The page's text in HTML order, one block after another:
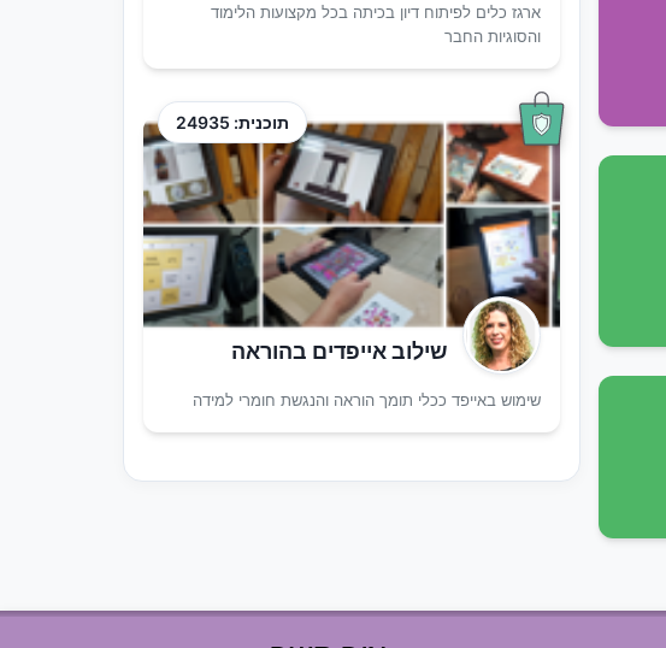
ארגז כלים לפיתוח דיון בכיתה בכל מקצועות הלימוד
והסוגיות החבר
תוכנית: 24935
שילוב אייפדים בהוראה
שימוש באייפד ככלי תומך הוראה והנגשת חומרי למידה